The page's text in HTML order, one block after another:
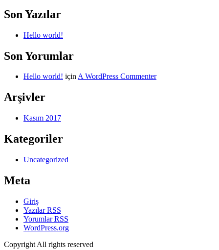
Son Yazılar
Hello world!
Son Yorumlar
Hello world! içinA WordPress Commenter
Arşivler
Kasım 2017
Kategoriler
Uncategorized
Meta
Giriş
YazılarRSS
YorumlarRSS
WordPress.org
Copyright All rights reserved